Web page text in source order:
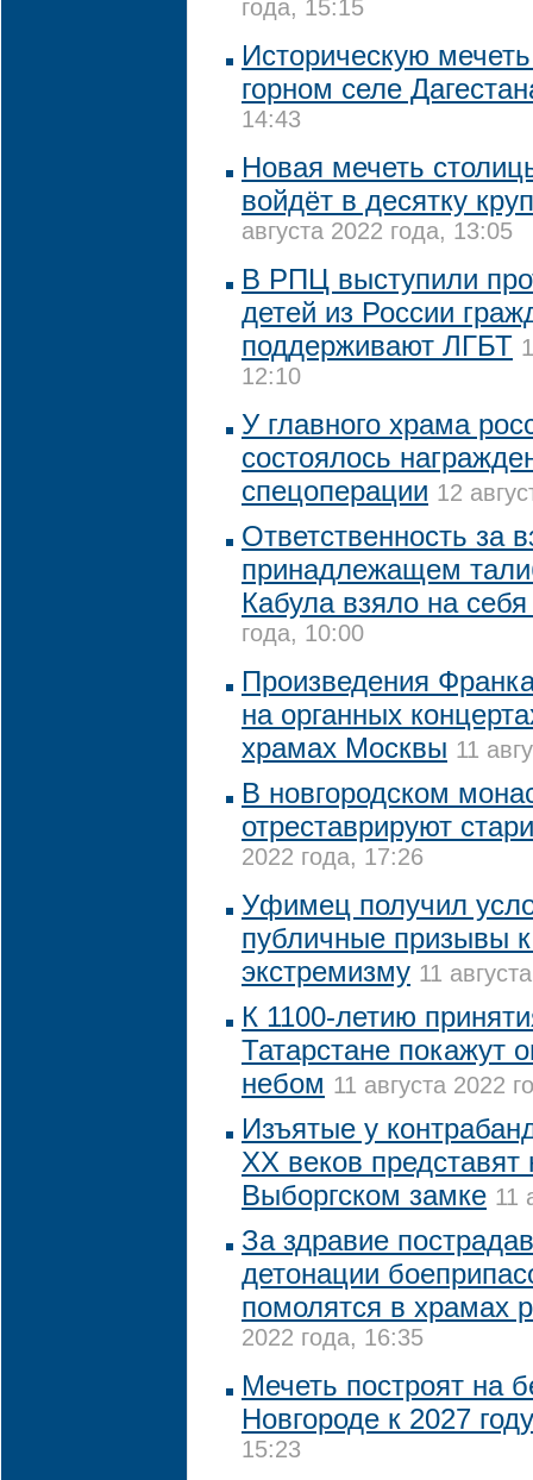
года, 15:15
Историческую
горном селе
14:43
Новая мечеть
войдёт в десятку
августа 2022 года, 13:05
В РПЦ выступили
детей из России
поддерживают ЛГБТ
12:10
У главного храма
состоялось
спецоперации 12
Ответственность за
принадлежащем
Кабула взяло на
года, 10:00
Произведения
на органных
храмах Москвы 11
В новгородском
отреставрируют
2022 года, 17:26
Уфимец получил
публичные призывы
экстремизму 11
К 1100-летию
Татарстане покажут
небом 11 августа 2022
Изъятые у
XX веков
Выборгском замке 11
За здравие
детонации
помолятся в храмах
2022 года, 16:35
Мечеть построят на
Новгороде к 2027 году
15:23